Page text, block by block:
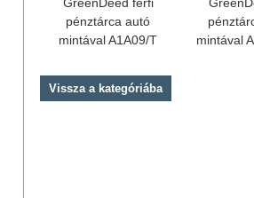
pénztárca autó
mintával A1A09/T
mintával
Vissza a kategóriába